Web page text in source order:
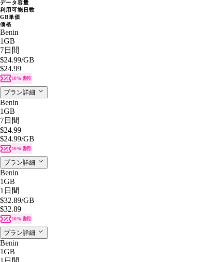
データ容量
利用可能日数
GB単価
価格
Benin
1GB
7日間
$24.99/GB
$24.99
10% 割引
プラン詳細
Benin
1GB
7日間
$24.99
$24.99/GB
10% 割引
プラン詳細
Benin
1GB
1日間
$32.89/GB
$32.89
10% 割引
プラン詳細
Benin
1GB